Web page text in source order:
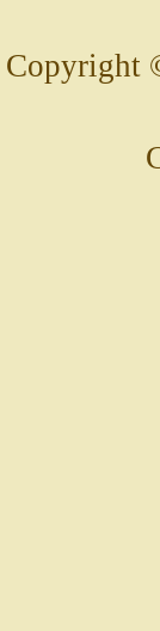
Copyright